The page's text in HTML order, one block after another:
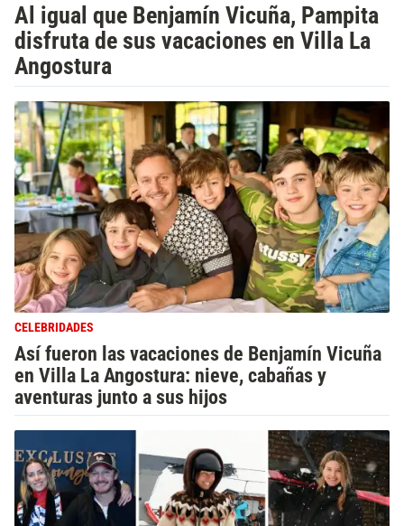
Al igual que Benjamín Vicuña, Pampita
disfruta de sus vacaciones en Villa La
Angostura
CELEBRIDADES
Así fueron las vacaciones de Benjamín Vicuña
en Villa La Angostura: nieve, cabañas y
aventuras junto a sus hijos